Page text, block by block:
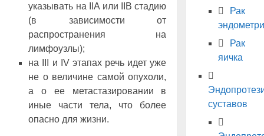
указывать на IIA или IIB стадию
(в зависимости от
распространения на
лимфоузлы);
на III и IV этапах речь идет уже
не о величине самой опухоли,
а о ее метастазировании в
иные части тела, что более
опасно для жизни.
Рак
Рак
яичка
суставов